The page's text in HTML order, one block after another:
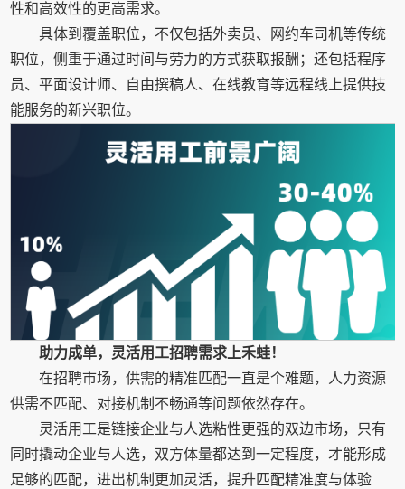
性和高效性的更高需求。
具体到覆盖职位，不仅包括外卖员、网约车司机等传统
职位，侧重于通过时间与劳力的方式获取报酬；还包括程序
员、平面设计师、自由撰稿人、在线教育等远程线上提供技
能服务的新兴职位。
助力成单，灵活用工招聘需求上禾蛙！
在招聘市场，供需的精准匹配一直是个难题，人力资源
供需不匹配、对接机制不畅通等问题依然存在。
灵活用工是链接企业与人选粘性更强的双边市场，只有
同时撬动企业与人选，双方体量都达到一定程度，才能形成
足够的匹配，进出机制更加灵活，提升匹配精准度与体验